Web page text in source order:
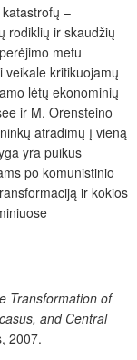
–
rodiklių ir skaudžių
metu
kritikuojamų
lėtų ekonominių
ir M. Orensteino
atradimų į vieną
yra puikus
po komunistinio
ir kokios
Transformation of
and Central
2007.